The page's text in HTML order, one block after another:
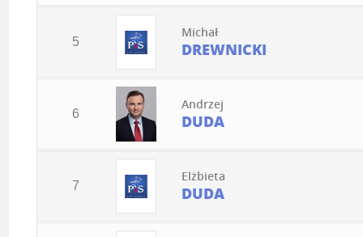
5
Michał
DREWNICKI
6
Andrzej
DUDA
7
Elżbieta
DUDA